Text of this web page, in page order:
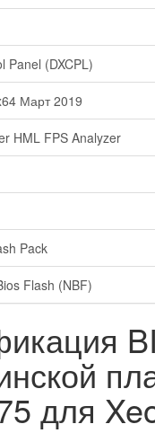
Panel (DXCPL)
Март 2019
HML FPS Analyzer
Pack
Flash (NBF)
для